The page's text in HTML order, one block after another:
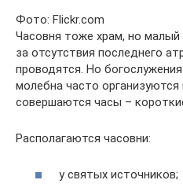
Фото: Flickr.com
Часовня тоже храм, но
за отсутствия последнего
проводятся. Но
молебна часто организуются
совершаются часы –
Располагаются часовни:
у святых источников;